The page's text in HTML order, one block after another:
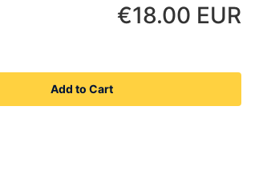
€18.00 EUR
Add to Cart